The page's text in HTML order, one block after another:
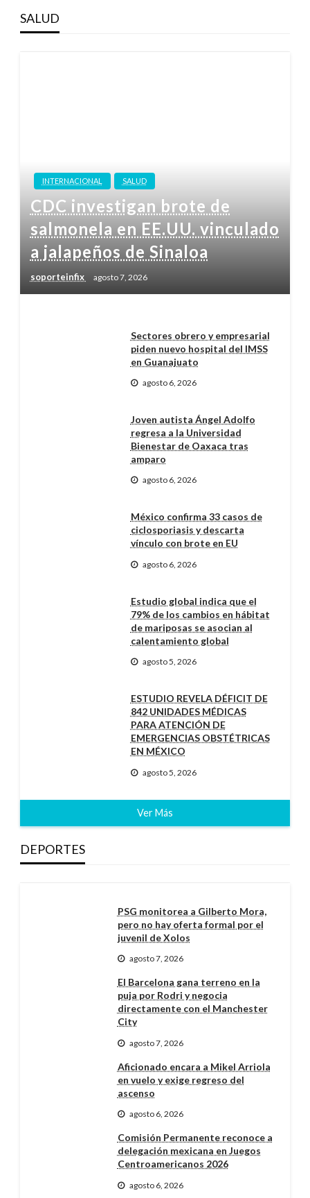
SALUD
INTERNACIONAL SALUD
CDC investigan brote de
salmonela en EE.UU. vinculado
a jalapeños de Sinaloa
soporteinfix agosto 7, 2026
Sectores obrero y empresarial
piden nuevo hospital del IMSS
en Guanajuato
agosto 6, 2026
Joven autista Ángel Adolfo
regresa a la Universidad
Bienestar de Oaxaca tras
amparo
agosto 6, 2026
México confirma 33 casos de
ciclosporiasis y descarta
vínculo con brote en EU
agosto 6, 2026
Estudio global indica que el
79% de los cambios en hábitat
de mariposas se asocian al
calentamiento global
agosto 5, 2026
ESTUDIO REVELA DÉFICIT DE
842 UNIDADES MÉDICAS
PARA ATENCIÓN DE
EMERGENCIAS OBSTÉTRICAS
EN MÉXICO
agosto 5, 2026
Ver Más
DEPORTES
PSG monitorea a Gilberto Mora,
pero no hay oferta formal por el
juvenil de Xolos
agosto 7, 2026
El Barcelona gana terreno en la
puja por Rodri y negocia
directamente con el Manchester
City
agosto 7, 2026
Aficionado encara a Mikel Arriola
en vuelo y exige regreso del
ascenso
agosto 6, 2026
Comisión Permanente reconoce a
delegación mexicana en Juegos
Centroamericanos 2026
agosto 6, 2026